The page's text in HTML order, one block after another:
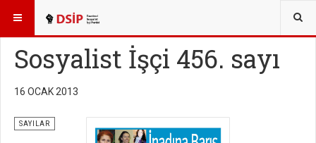
BURADASINIZ: YAYINLAR
Sosyalist İşçi 456. sayı
16 OCAK 2013
SAYILAR